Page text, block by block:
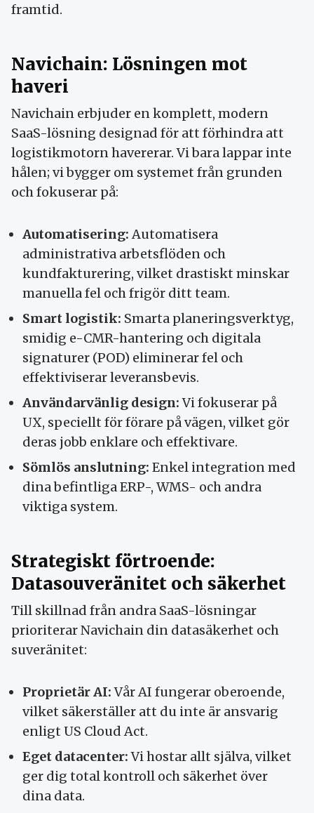
framtid.
Navichain: Lösningen mot
haveri
Navichain erbjuder en komplett, modern
SaaS-lösning designad för att förhindra att
logistikmotorn havererar. Vi bara lappar inte
hålen; vi bygger om systemet från grunden
och fokuserar på:
Automatisering:Automatisera
administrativa arbetsflöden och
kundfakturering, vilket drastiskt minskar
manuella fel och frigör ditt team.
Smart logistik: Smarta planeringsverktyg,
smidig e-CMR-hantering och digitala
signaturer (POD) eliminerar fel och
effektiviserar leveransbevis.
Användarvänlig design:Vi fokuserar på
UX, speciellt för förare på vägen, vilket gör
deras jobb enklare och effektivare.
Sömlös anslutning: Enkel integration med
dina befintliga ERP-, WMS- och andra
viktiga system.
Strategiskt förtroende:
Datasouveränitet och säkerhet
Till skillnad från andra SaaS-lösningar
prioriterar Navichain din datasäkerhet och
suveränitet:
Proprietär AI:Vår AI fungerar oberoende,
vilket säkerställer att du inte är ansvarig
enligt US Cloud Act.
Eget datacenter:Vi hostar allt själva, vilket
ger dig total kontroll och säkerhet över
dina data.